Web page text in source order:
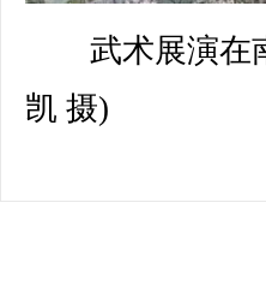
武术展演在南
凯 摄)